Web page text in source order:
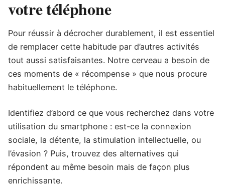
votre téléphone
Pour réussir à décrocher durablement, il est essentiel
de remplacer cette habitude par d’autres activités
tout aussi satisfaisantes. Notre cerveau a besoin de
ces moments de « récompense » que nous procure
habituellement le téléphone.
Identifiez d’abord ce que vous recherchez dans votre
utilisation du smartphone : est-ce la connexion
sociale, la détente, la stimulation intellectuelle, ou
l’évasion ? Puis, trouvez des alternatives qui
répondent au même besoin mais de façon plus
enrichissante.